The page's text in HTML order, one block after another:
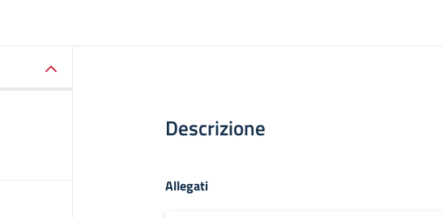
Descrizione
Allegati